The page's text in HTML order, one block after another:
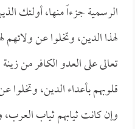
الرسمية جزءاً منها، أولئك
لهذا الدين، وتخلوا عن ولائهم
تعالى على العدو الكافر من
قلوبهم بأعداء الدين، وتخلوا
وإن كانت ثيابهم ثياب العرب،